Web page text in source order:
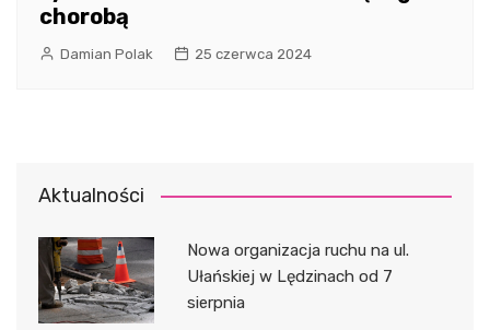
chorobą
Damian Polak 25 czerwca 2024
Aktualności
Nowa organizacja ruchu na ul.
Ułańskiej w Lędzinach od 7
sierpnia